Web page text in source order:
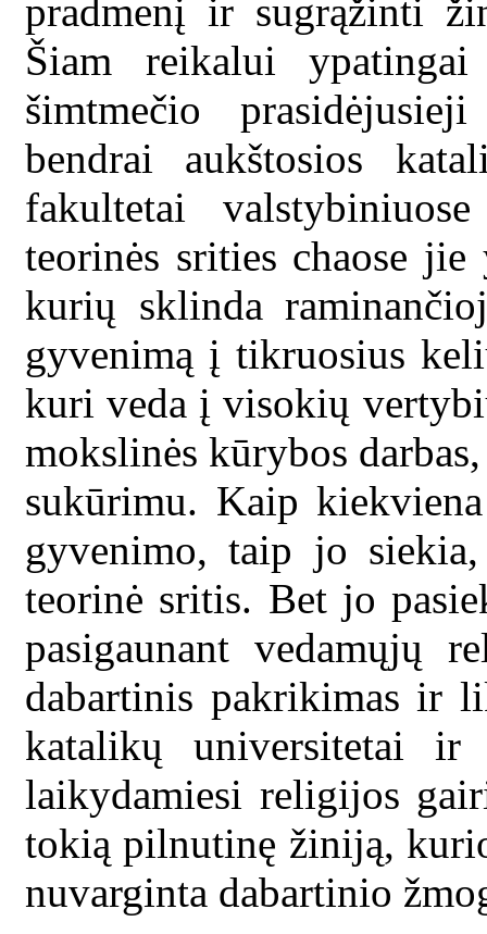
pradmenį ir sugrąžinti
Šiam reikalui
šimtmečio
bendrai aukštosios
fakultetai
teorinės srities chaose
kurių sklinda
gyvenimą į tikruosius
kuri veda į visokių
mokslinės kūrybos
sukūrimu. Kaip
gyvenimo, taip jo
teorinė sritis. Bet jo
pasigaunant vedamųjų
dabartinis pakrikimas ir
katalikų universitetai
laikydamiesi religijos
tokią pilnutinę žiniją,
nuvarginta dabartinio